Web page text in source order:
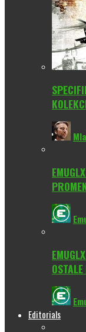
Editorials